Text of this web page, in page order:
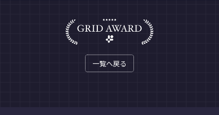
一覧へ戻る